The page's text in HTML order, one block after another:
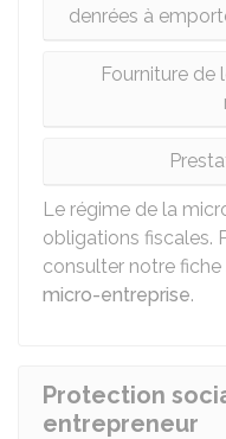
denrées à
Fourniture
Le régime de la
obligations fiscales.
consulter notre fiche
micro-entreprise.
Protection
entrepreneur